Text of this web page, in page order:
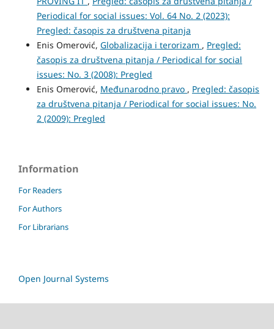
Periodical for social issues: Vol. 64 No. 2 (2023):
Pregled: časopis za društvena pitanja
Enis Omerović, Globalizacija i terorizam , Pregled:
časopis za društvena pitanja / Periodical for social
issues: No. 3 (2008): Pregled
Enis Omerović, Međunarodno pravo , Pregled: časopis
za društvena pitanja / Periodical for social issues: No.
2 (2009): Pregled
Information
For Readers
For Authors
For Librarians
Open Journal Systems